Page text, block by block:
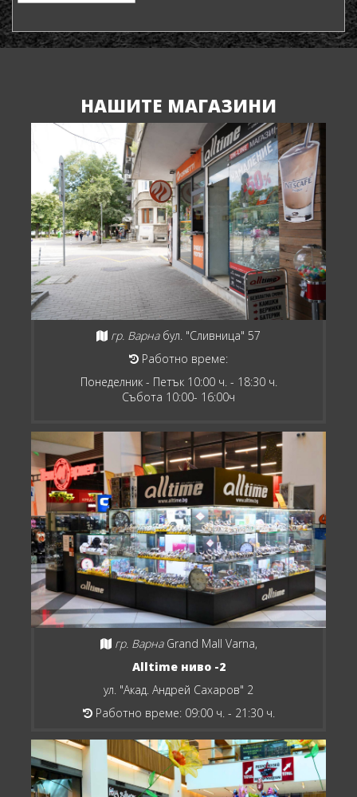
НАШИТЕ МАГАЗИНИ
гр. Варна бул. "Сливница" 57
Работно време:
Понеделник - Петък 10:00 ч. - 18:30 ч.
Събота 10:00- 16:00ч
гр. Варна Grand Mall Varna,
Alltime ниво -2
ул. "Акад. Андрей Сахаров" 2
Работно време: 09:00 ч. - 21:30 ч.